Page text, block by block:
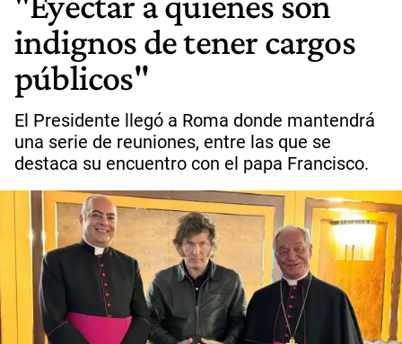
indignos de tener cargos
públicos"
El Presidente llegó a Roma donde mantendrá
una serie de reuniones, entre las que se
destaca su encuentro con el papa Francisco.